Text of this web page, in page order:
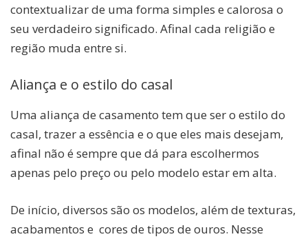
contextualizar de uma forma simples e calorosa o
seu verdadeiro significado. Afinal cada religião e
região muda entre si.
Aliança e o estilo do casal
Uma aliança de casamento tem que ser o estilo do
casal, trazer a essência e o que eles mais desejam,
afinal não é sempre que dá para escolhermos
apenas pelo preço ou pelo modelo estar em alta.
De início, diversos são os modelos, além de texturas,
acabamentos e cores de tipos de ouros. Nesse